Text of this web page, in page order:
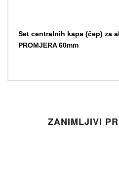
Set centralnih kapa (čep) za
PROMJERA 60mm
ZANIMLJIVI